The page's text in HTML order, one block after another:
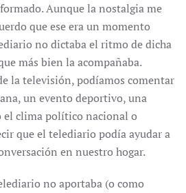
Aunque la nostalgia me
que ese era un momento
no dictaba el ritmo de dicha
más bien la acompañaba.
la televisión, podíamos comentar
un evento deportivo, una
clima político nacional o
que el telediario podía ayudar a
en nuestro hogar.
no aportaba (o como